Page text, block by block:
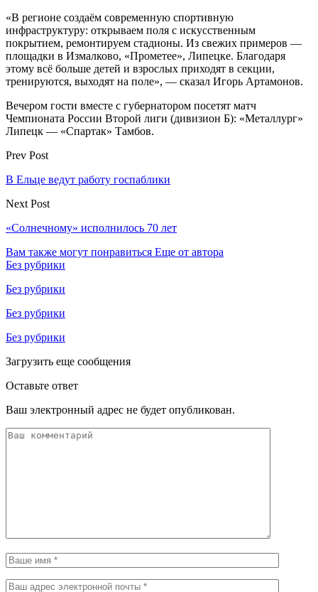
«В регионе создаём современную спортивную
инфраструктуру: открываем поля с искусственным
покрытием, ремонтируем стадионы. Из свежих примеров —
площадки в Измалково, «Прометее», Липецке. Благодаря
этому всё больше детей и взрослых приходят в секции,
тренируются, выходят на поле», — сказал Игорь Артамонов.
Вечером гости вместе с губернатором посетят матч
Чемпионата России Второй лиги (дивизион Б): «Металлург»
Липецк — «Спартак» Тамбов.
Prev Post
В Ельце ведут работу госпаблики
Next Post
«Солнечному» исполнилось 70 лет
Вам также могут понравиться Еще от автора
Без рубрики
Без рубрики
Без рубрики
Без рубрики
Загрузить еще сообщения
Оставьте ответ
Ваш электронный адрес не будет опубликован.